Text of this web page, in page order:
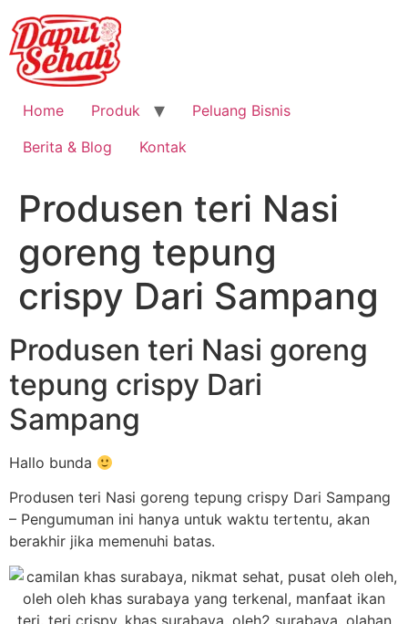
Home Produk
Peluang Bisnis
Berita & Blog
Kontak
Produsen teri Nasi
goreng tepung
crispy Dari Sampang
Produsen teri Nasi goreng
tepung crispy Dari
Sampang
Hallo bunda
Produsen teri Nasi goreng tepung crispy Dari Sampang
– Pengumuman ini hanya untuk waktu tertentu, akan
berakhir jika memenuhi batas.